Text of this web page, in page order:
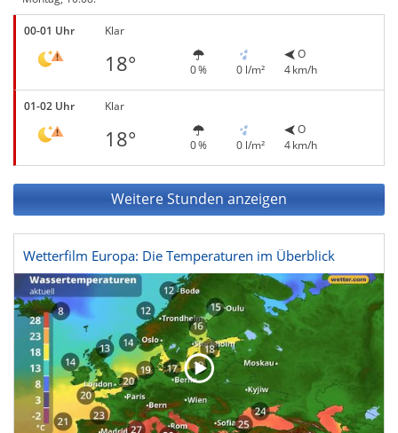
00-01 Uhr Klar
18° 0 % 0 l/m²
O
4 km/h
01-02 Uhr Klar
18° 0 % 0 l/m²
O
4 km/h
Weitere Stunden anzeigen
Wetterfilm Europa: Die Temperaturen im Überblick